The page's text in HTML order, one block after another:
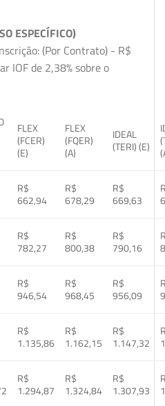
ESPECÍFICO)
(Por Contrato) - R$
IOF de 2,38% sobre o
FLEX
(FCER)
(E)
FLEX
(FQER)
(A)
IDEAL
(TERI) (E)
R$
662,94
R$
678,29
R$
669,63
R$
782,27
R$
800,38
R$
790,16
R$
946,54
R$
968,45
R$
956,09
R$
1.135,86
R$
1.162,15
R$
1.147,32
R$
1.294,87
R$
1.324,84
R$
1.307,93